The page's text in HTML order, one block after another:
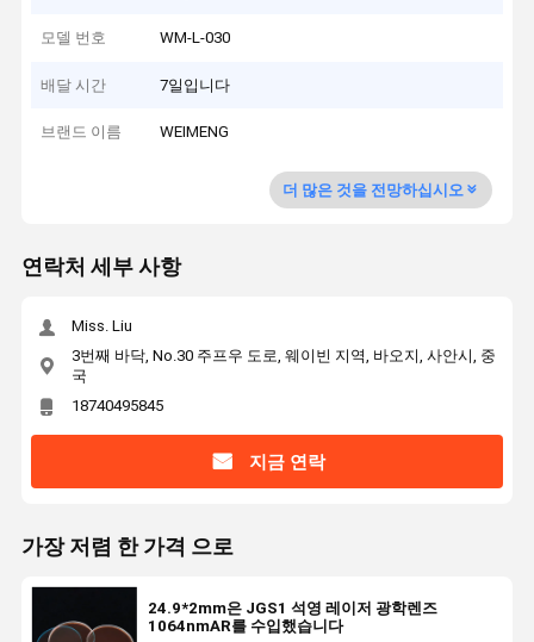
모델 번호 WM-L-030
배달 시간 7일입니다
브랜드 이름 WEIMENG
더 많은 것을 전망하십시오
연락처 세부 사항
Miss. Liu
3번째 바닥, No.30 주프우 도로, 웨이빈 지역, 바오지, 사안시, 중
국
18740495845
지금 연락
가장 저렴 한 가격 으로
24.9*2mm은 JGS1 석영 레이저 광학렌즈
1064nmAR를 수입했습니다